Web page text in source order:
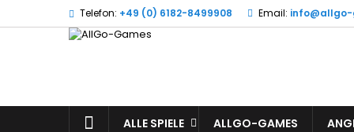
Telefon: +49 (0) 6182-8499908 Email:
STARTSEITE
ALLE SPIELE ALLGO-GAMES